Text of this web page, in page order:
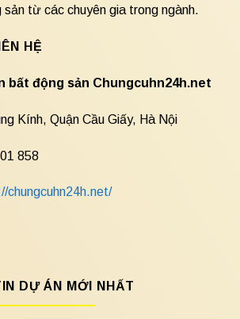
từ các chuyên gia trong ngành.
HỆ
bất động sản Chungcuhn24h.net
Kính, Quận Cầu Giấy, Hà Nội
858
chungcuhn24h.net/
DỰ ÁN MỚI NHẤT